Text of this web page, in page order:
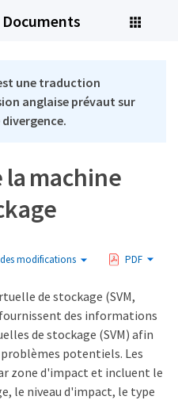
Documents
une traduction
anglaise prévaut sur
machine
modifications PDF
de stockage (SVM,
des informations
de stockage (SVM) afin
potentiels. Les
zone d'impact et incluent le
le niveau d'impact, le type